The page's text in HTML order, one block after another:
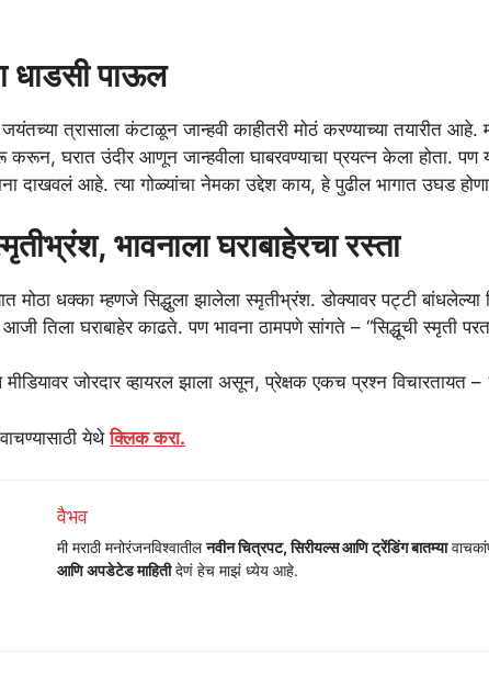
धाडसी पाऊल
त्रासाला कंटाळून जान्हवी काहीतरी मोठं करण्याच्या तयारीत
घरात उंदीर आणून जान्हवीला घाबरवण्याचा प्रयत्न केला होता. पण
दाखवलं आहे. त्या गोळ्यांचा नेमका उद्देश काय, हे पुढील भागात उघड
भावनाला घराबाहेरचा रस्ता
मोठा धक्का म्हणजे सिद्धुला झालेला स्मृतीभ्रंश. डोक्यावर पट्टी
तिला घराबाहेर काढते. पण भावना ठामपणे सांगते – “सिद्धूची स्मृती परत
मीडियावर जोरदार व्हायरल झाला असून, प्रेक्षक एकच प्रश्न विचारतायत –
येथेक्लिक करा.
वैभव
मी मराठी मनोरंजनविश्वातीलनवीन चित्रपट, सिरीयल्स आणि ट्रेंडिंग बातम्या
आणि अपडेटेड माहितीदेणं हेच माझं ध्येय आहे.